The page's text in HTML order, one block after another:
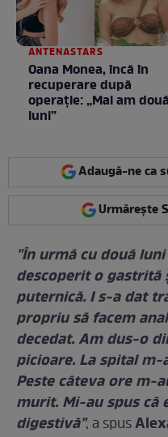
ANTENASTARS
Oana Monea, încă în
recuperare după
operație: „Mai am două
luni”
Adaugă-ne ca
Urmărește
"În urmă cu două
descoperit o gastrită
puternică. I s-a dat
propriu să facem
decedat. Am dus-o
picioare. La spital m-
Peste câteva ore m-
murit. Mi-au spus că
digestivă", a spus